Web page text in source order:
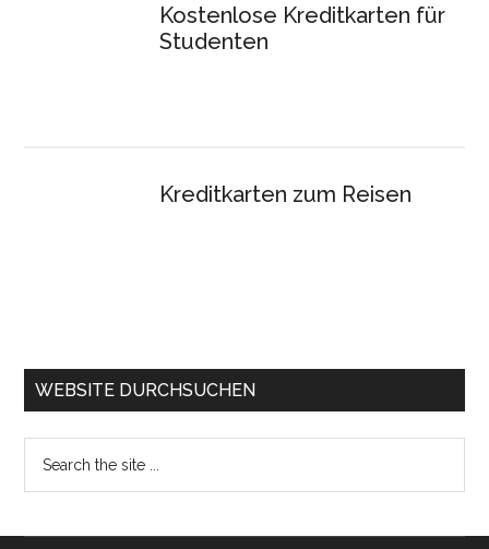
Kostenlose Kreditkarten für
Studenten
Kreditkarten zum Reisen
WEBSITE DURCHSUCHEN
...